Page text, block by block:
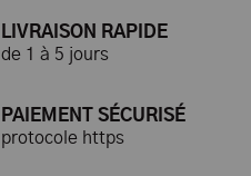
LIVRAISON RAPIDE
de 1 à 5 jours
PAIEMENT SÉCURISÉ
protocole https